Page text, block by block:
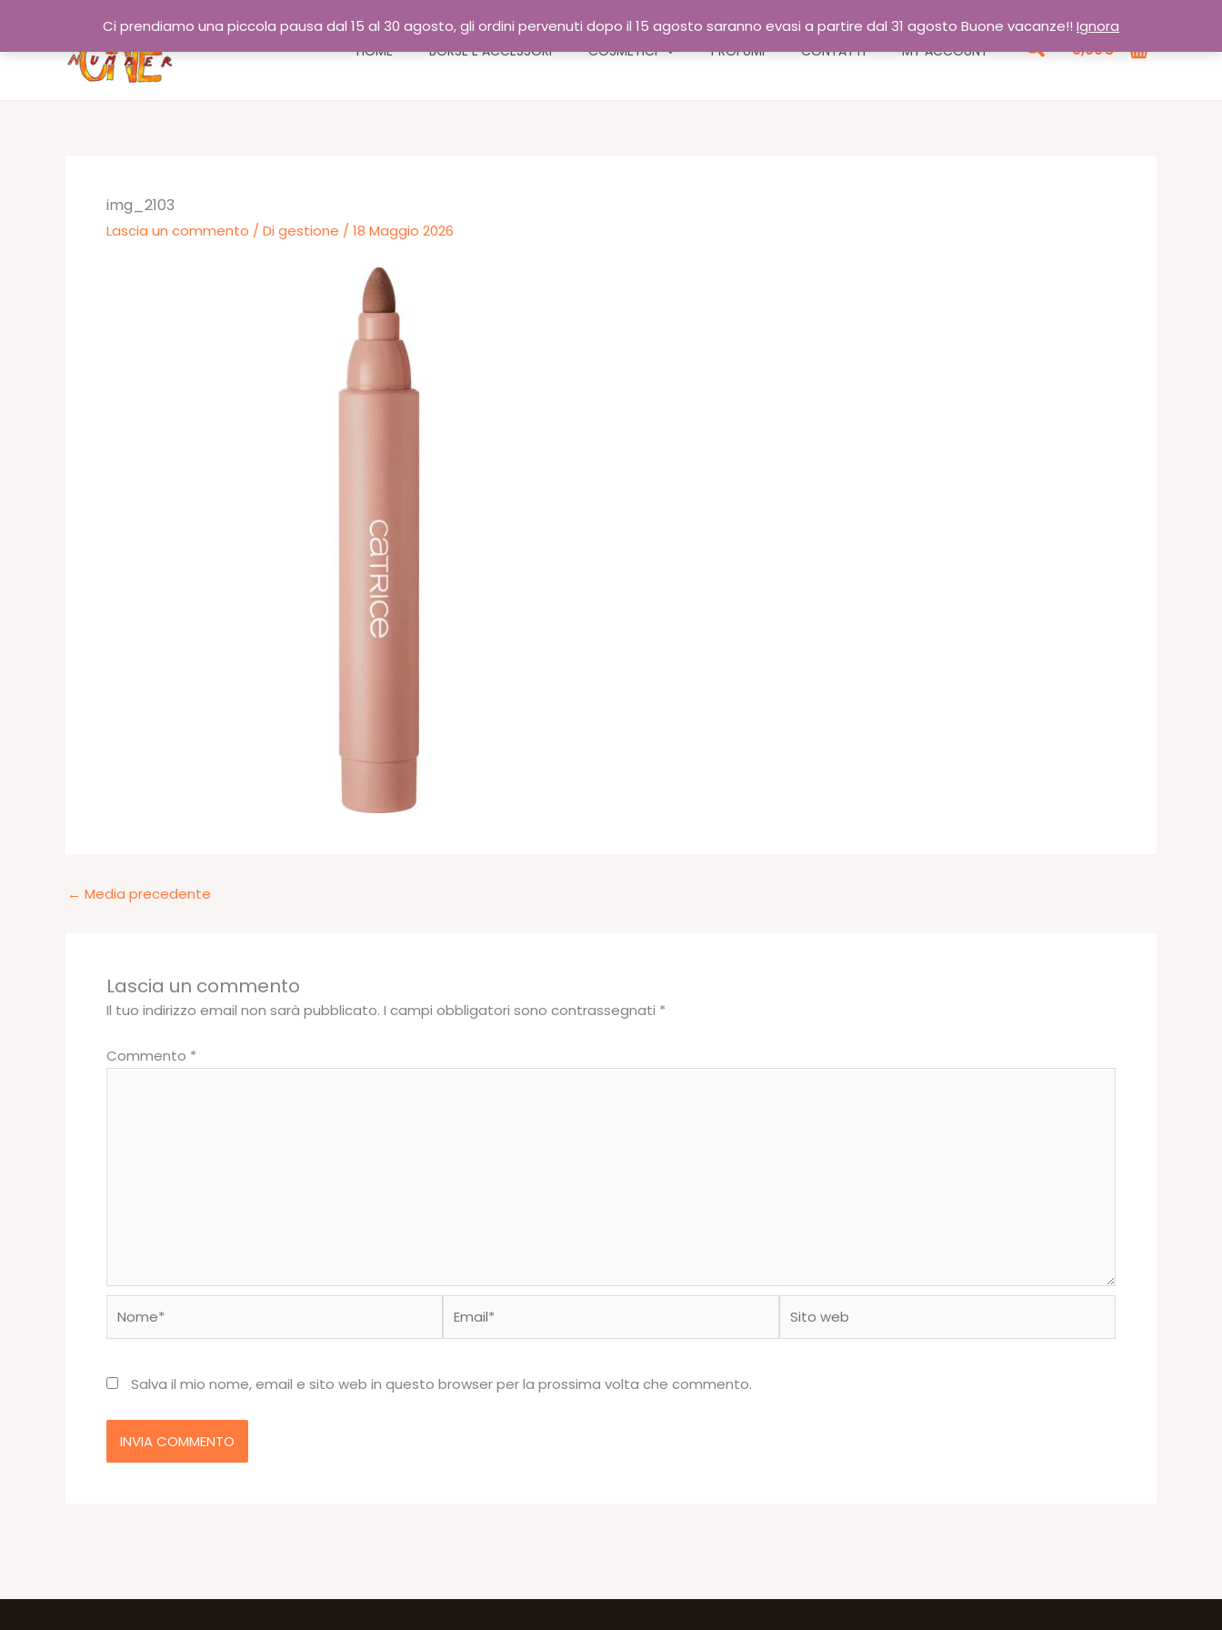
Ci prendiamo una piccola pausa dal 15 al 30 agosto, gli ordini pervenuti dopo il 15 agosto saranno evasi a partire dal 31 agosto Buone vacanze!! Ignora
contenuto
HOME BORSE E ACCESSORI COSMETICI PROFUMI CONTATTI MY ACCOUNT Cerca
0,00€
img_2103
Lascia un commento / Di gestione / 18 Maggio 2026
← Media precedente
Lascia un commento
Il tuo indirizzo email non sarà pubblicato. I campi obbligatori sono contrassegnati *
Commento *
Salva il mio nome, email e sito web in questo browser per la prossima volta che commento.